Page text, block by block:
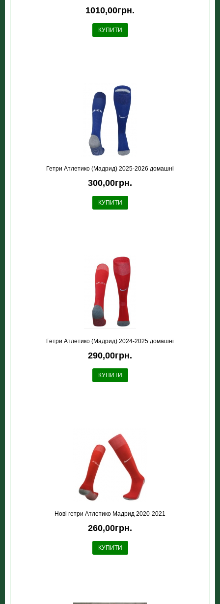
1010,00грн.
КУПИТИ
Гетри Атлетико (Мадрид) 2025-2026 домашні
300,00грн.
КУПИТИ
Гетри Атлетико (Мадрид) 2024-2025 домашні
290,00грн.
КУПИТИ
Новi гетри Атлетико Мадрид 2020-2021
260,00грн.
КУПИТИ